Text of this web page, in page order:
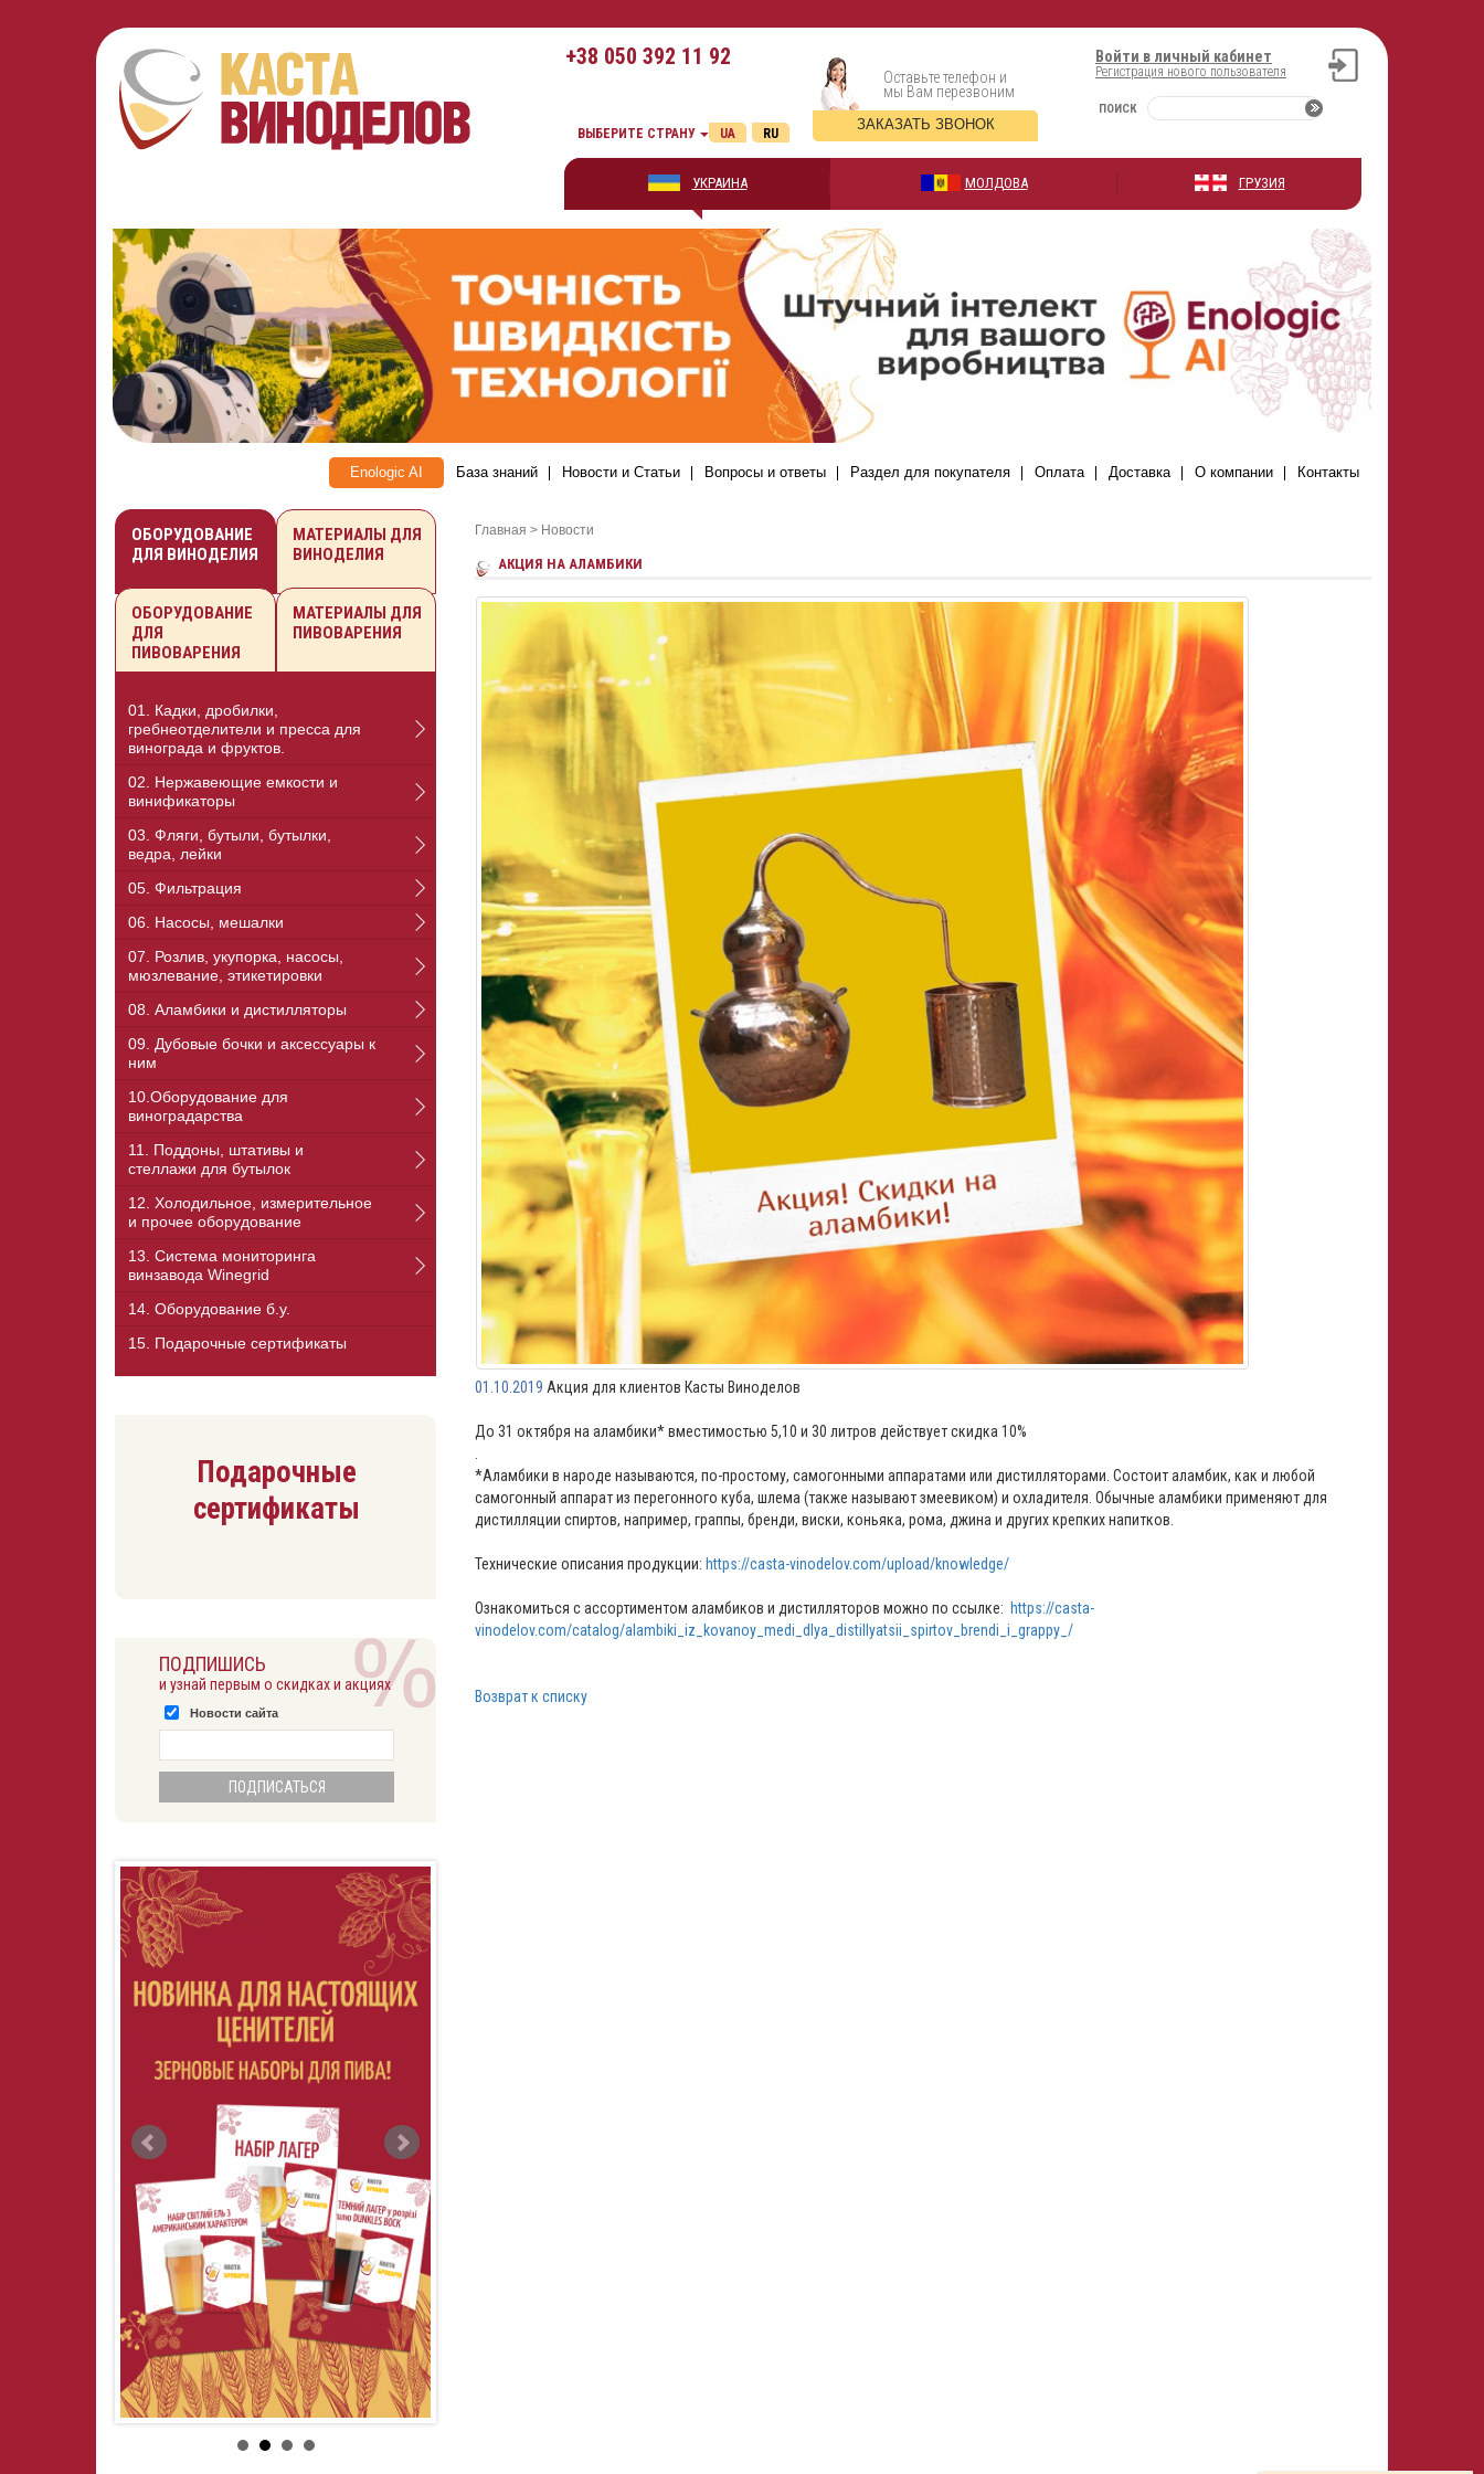
+38 050 392 11 92 Войти в личный кабинет
Регистрация нового пользователя
ПОИСК
Оставьте телефон и
мы Вам перезвоним
ЗАКАЗАТЬ ЗВОНОК
ВЫБЕРИТЕ СТРАНУ RU
UA
УКРАИНА МОЛДОВА ГРУЗИЯ
Enologic AI База знаний Новости и Статьи Вопросы и ответы Раздел для покупателя Оплата Доставка О компании Контакты
Главная > Новости
АКЦИЯ НА АЛАМБИКИ
01.10.2019 Акция для клиентов Касты Виноделов
До 31 октября на аламбики* вместимостью 5,10 и 30 литров действует скидка 10%
*Аламбики в народе называются, по-простому, самогонными аппаратами или дистилляторами. Состоит аламбик, как и любой
самогонный аппарат из перегонного куба, шлема (также называют змеевиком) и охладителя. Обычные аламбики применяют для
дистилляции спиртов, например, граппы, бренди, виски, коньяка, рома, джина и других крепких напитков.
Технические описания продукции: https://casta-vinodelov.com/upload/knowledge/
Ознакомиться с ассортиментом аламбиков и дистилляторов можно по ссылке: https://casta-
vinodelov.com/catalog/alambiki_iz_kovanoy_medi_dlya_distillyatsii_spirtov_brendi_i_grappy_/
Возврат к списку
ОБОРУДОВАНИЕ
ДЛЯ ВИНОДЕЛИЯ
МАТЕРИАЛЫ ДЛЯ
ВИНОДЕЛИЯ
ОБОРУДОВАНИЕ
ДЛЯ
ПИВОВАРЕНИЯ
МАТЕРИАЛЫ ДЛЯ
ПИВОВАРЕНИЯ
01. Кадки, дробилки,
гребнеотделители и пресса для
винограда и фруктов.
02. Нержавеющие емкости и
винификаторы
03. Фляги, бутыли, бутылки,
ведра, лейки
05. Фильтрация
06. Насосы, мешалки
07. Розлив, укупорка, насосы,
мюзлевание, этикетировки
08. Аламбики и дистилляторы
09. Дубовые бочки и аксессуары к
ним
10.Оборудование для
виноградарства
11. Поддоны, штативы и
стеллажи для бутылок
12. Холодильное, измерительное
и прочее оборудование
13. Cистема мониторинга
винзавода Winegrid
14. Оборудование б.у.
15. Подарочные сертификаты
Подарочные
сертификаты
ПОДПИШИСЬ
и узнай первым о скидках и акциях
Новости сайта